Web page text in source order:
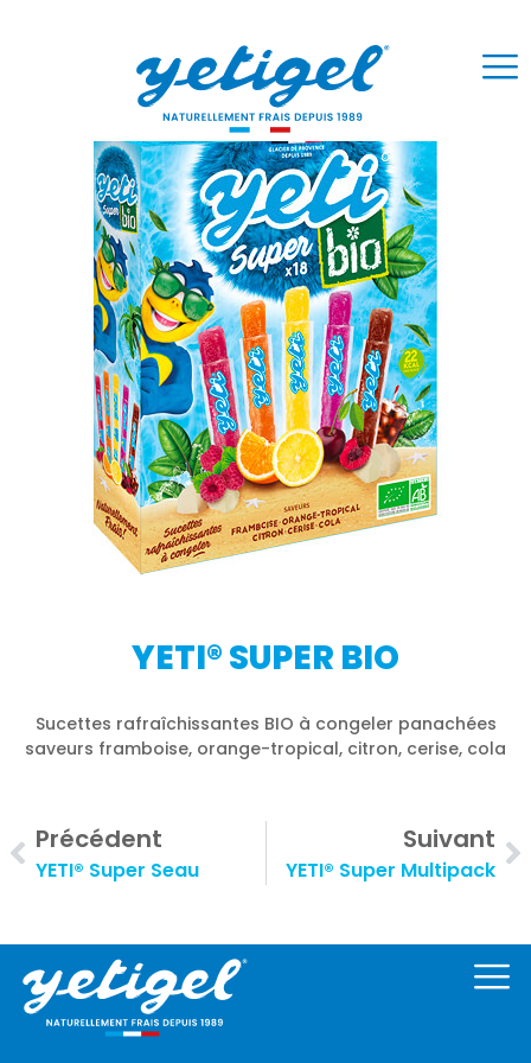
YETI® SUPER BIO
Sucettes rafraîchissantes BIO à congeler panachées
saveurs framboise, orange-tropical, citron, cerise, cola
Précédent
YETI® Super Seau
Suivant
YETI® Super Multipack